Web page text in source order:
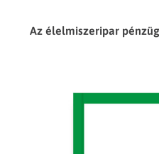
Az élelmiszeripar